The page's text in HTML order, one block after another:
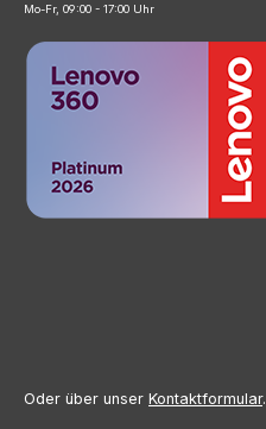
Mo-Fr, 09:00 - 17:00 Uhr
Oder über unser Kontaktformular.